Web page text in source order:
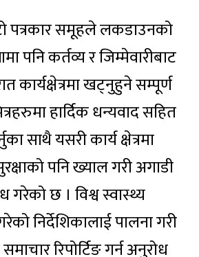
पत्रकार समूहले लकडाउनको
पनि कर्तव्य र जिम्मेवारीबाट
कार्यक्षेत्रमा खट्नुहुने सम्पूर्ण
हार्दिक धन्यवाद सहित
साथै यसरी कार्य क्षेत्रमा
पनि ख्याल गरी अगाडी
छ । विश्व स्वास्थ्य
निर्देशिकालाई पालना गरी
रिपोर्टिङ गर्न अनुरोध